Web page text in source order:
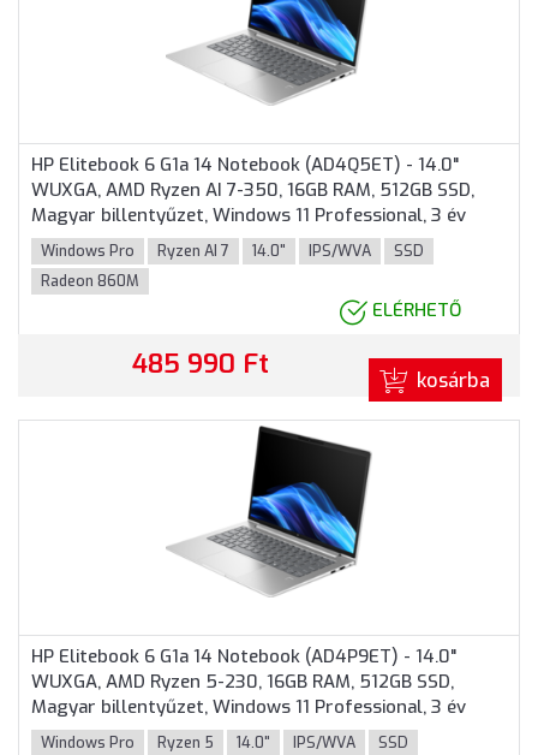
HP Elitebook 6 G1a 14 Notebook (AD4Q5ET) - 14.0"
WUXGA, AMD Ryzen AI 7-350, 16GB RAM, 512GB SSD,
Magyar billentyűzet, Windows 11 Professional, 3 év
garancia, Ezüst színben
Windows Pro Ryzen AI 7 14.0" IPS/WVA
SSD
Radeon 860M
ELÉRHETŐ
485 990 Ft kosárba
HP Elitebook 6 G1a 14 Notebook (AD4P9ET) - 14.0"
WUXGA, AMD Ryzen 5-230, 16GB RAM, 512GB SSD,
Magyar billentyűzet, Windows 11 Professional, 3 év
garancia, Ezüst színben
Windows Pro Ryzen 5 14.0" IPS/WVA
SSD